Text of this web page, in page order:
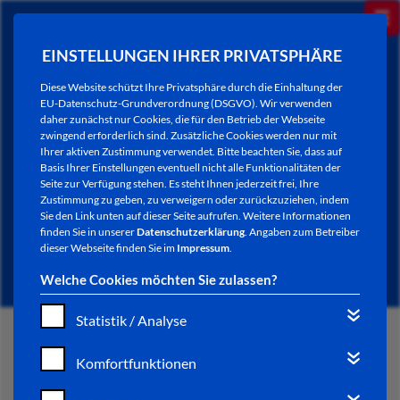
EINSTELLUNGEN IHRER PRIVATSPHÄRE
Diese Website schützt Ihre Privatsphäre durch die Einhaltung der
EU-Datenschutz-Grundverordnung (DSGVO). Wir verwenden
daher zunächst nur Cookies, die für den Betrieb der Webseite
zwingend erforderlich sind. Zusätzliche Cookies werden nur mit
Ihrer aktiven Zustimmung verwendet. Bitte beachten Sie, dass auf
Basis Ihrer Einstellungen eventuell nicht alle Funktionalitäten der
Seite zur Verfügung stehen. Es steht Ihnen jederzeit frei, Ihre
Zustimmung zu geben, zu verweigern oder zurückzuziehen, indem
Sie den Link unten auf dieser Seite aufrufen. Weitere Informationen
finden Sie in unsererDatenschutzerklärung. Angaben zum Betreiber
dieser Webseite finden Sie im Impressum.
Welche Cookies möchten Sie zulassen?
Statistik / Analyse
Komfortfunktionen
NEWSLETTER / CITY LETTER
START